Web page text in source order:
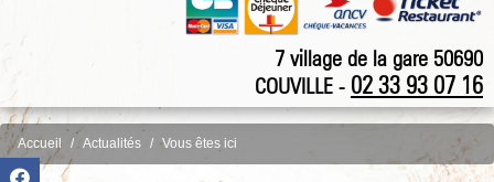
7 village de la gare 50690
COUVILLE - 02 33 93 07 16
Accueil Actualités Vous êtes ici